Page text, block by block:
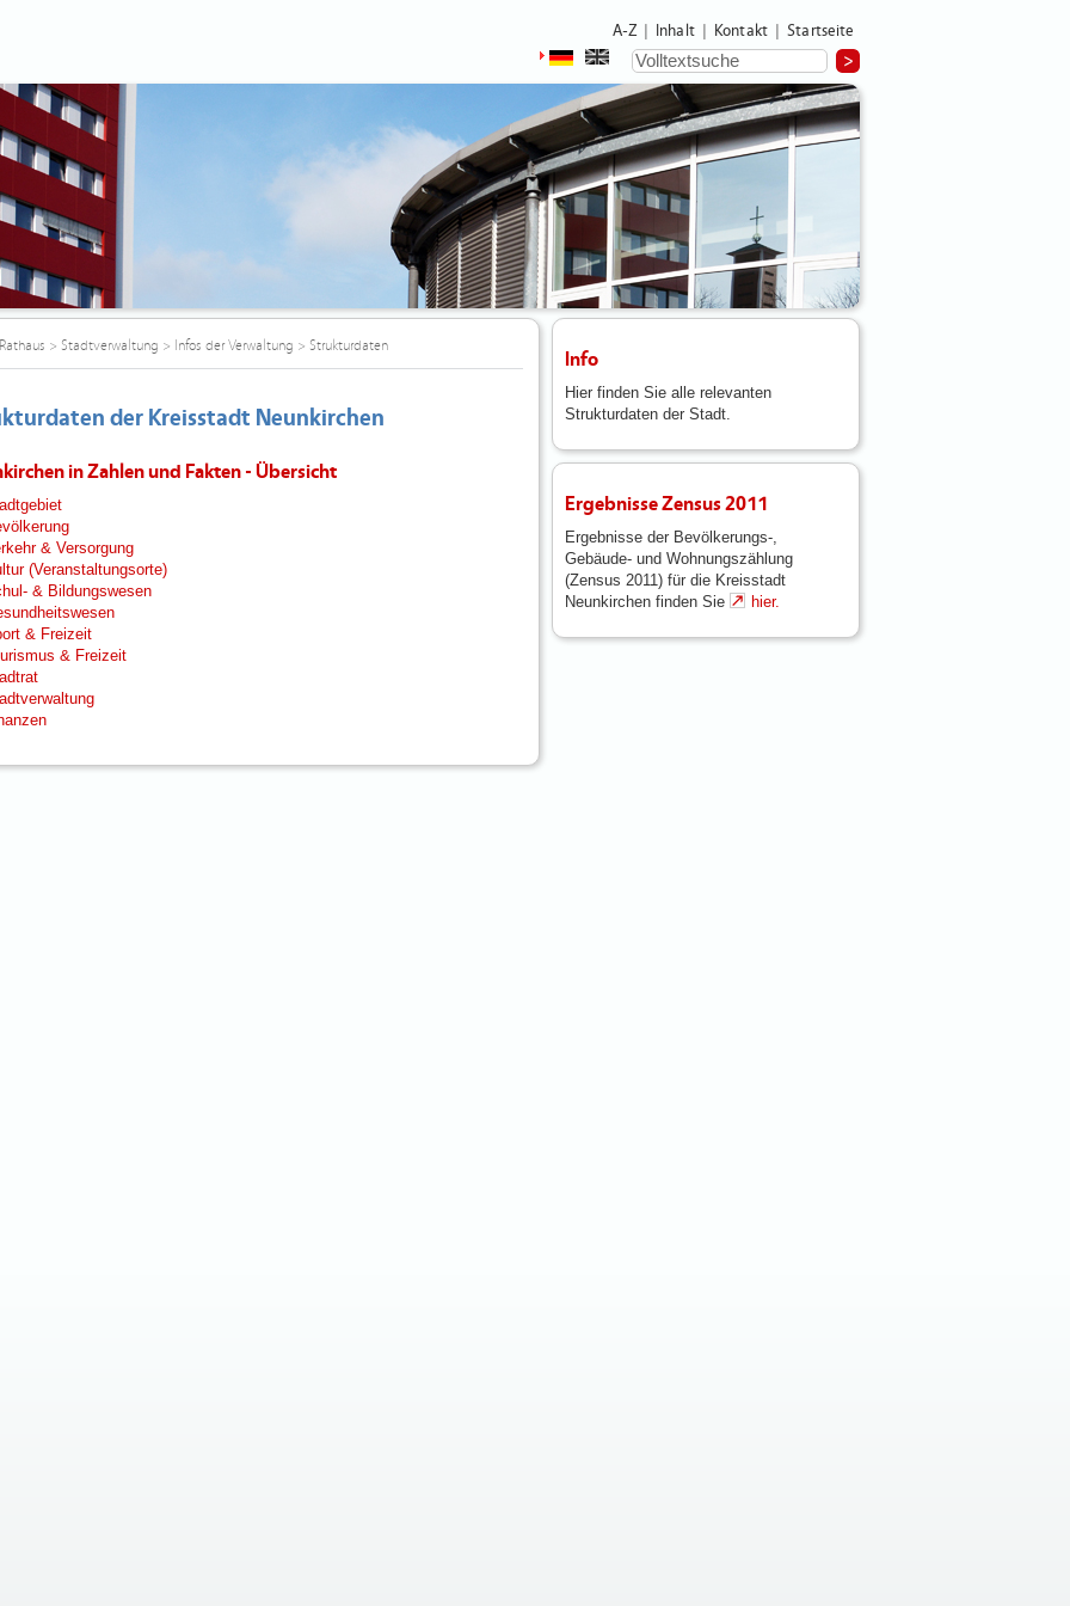
A-Z Inhalt Kontakt Startseite
> Stadtverwaltung > Infos der Verwaltung > Strukturdaten
der Kreisstadt Neunkirchen
in Zahlen und Fakten - Übersicht
& Versorgung
(Veranstaltungsorte)
& Bildungswesen
& Freizeit
& Freizeit
Info
Hier finden Sie alle relevanten
Strukturdaten der Stadt.
Ergebnisse Zensus 2011
Ergebnisse der Bevölkerungs-,
Gebäude- und Wohnungszählung
(Zensus 2011) für die Kreisstadt
Neunkirchen finden Sie
hier.